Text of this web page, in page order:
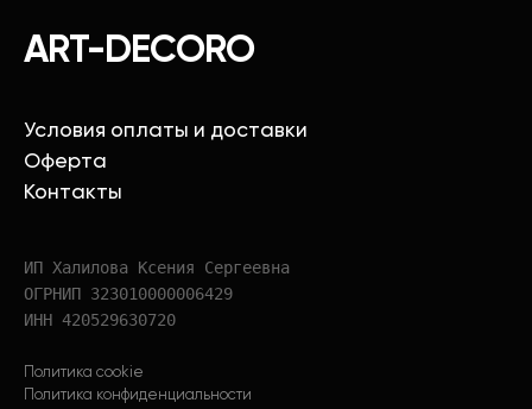
ART-DECORO
Условия оплаты и доставки
Оферта
Контакты
ИП Халилова Ксения Сергеевна
ОГРНИП 323010000006429
ИНН 420529630720
Политика cookie
Политика конфиденциальности